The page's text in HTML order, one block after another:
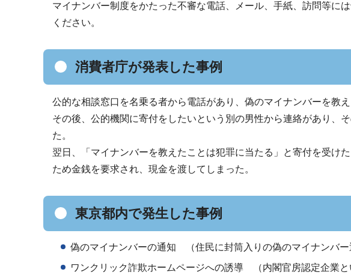
マイナンバー制度をかたった不審な電話、メール、手紙、訪問等に
ください。
消費者庁が発表した事例
公的な相談窓口を名乗る者から電話があり、偽のマイナンバーを教え
その後、公的機関に寄付をしたいという別の男性から連絡があり、
た。
翌日、「マイナンバーを教えたことは犯罪に当たる」と寄付を受け
ため金銭を要求され、現金を渡してしまった。
東京都内で発生した事例
偽のマイナンバーの通知 （住民に封筒入りの偽のマイナンバー
ワンクリック詐欺ホームページへの誘導 （内閣官房認定企業